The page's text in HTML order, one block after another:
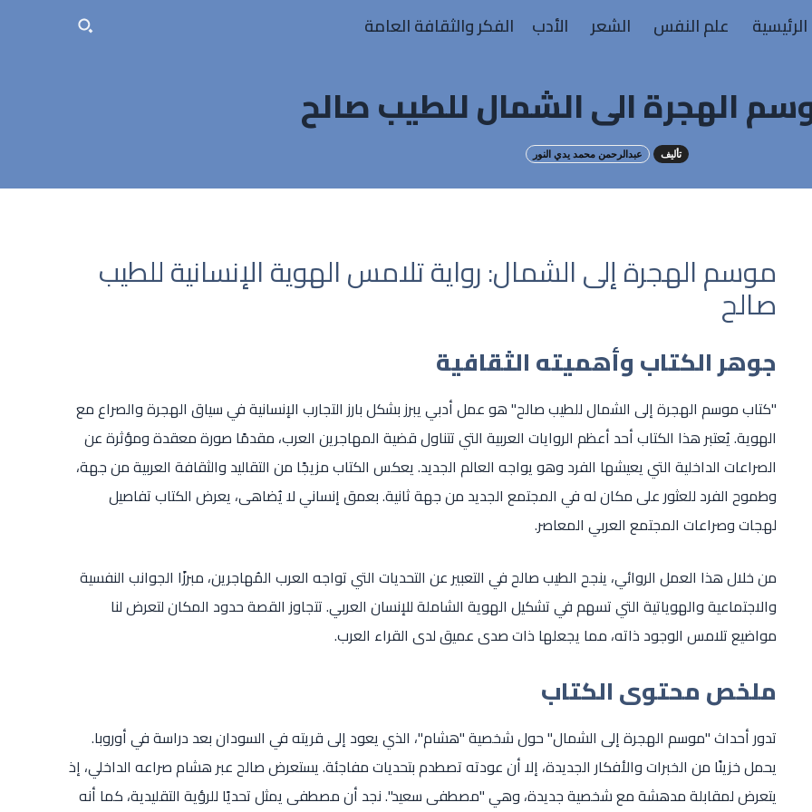
الرئيسية علم النفس الشعر الأدب الفكر والثقافة العامة
الهجرة الى الشمال للطيب صالح
تأليف عبدالرحمن محمد يدي النور
موسم الهجرة إلى الشمال: رواية تلامس الهوية الإنسانية للطيب
صالح
جوهر الكتاب وأهميته الثقافية
"كتاب موسم الهجرة إلى الشمال للطيب صالح" هو عمل أدبي يبرز بشكل بارز التجارب الإنسانية في سياق الهجرة والصراع مع
الهوية. يُعتبر هذا الكتاب أحد أعظم الروايات العربية التي تتناول قضية المهاجرين العرب، مقدمًا صورة معقدة ومؤثرة عن
الصراعات الداخلية التي يعيشها الفرد وهو يواجه العالم الجديد. يعكس الكتاب مزيجًا من التقاليد والثقافة العربية من جهة،
وطموح الفرد للعثور على مكان له في المجتمع الجديد من جهة ثانية. بعمق إنساني لا يُضاهى، يعرض الكتاب تفاصيل
لهجات وصراعات المجتمع العربي المعاصر.
من خلال هذا العمل الروائي، ينجح الطيب صالح في التعبير عن التحديات التي تواجه العرب المُهاجرين، مبرزًا الجوانب النفسية
والاجتماعية والهوياتية التي تسهم في تشكيل الهوية الشاملة للإنسان العربي. تتجاوز القصة حدود المكان لتعرض لنا
مواضيع تلامس الوجود ذاته، مما يجعلها ذات صدى عميق لدى القراء العرب.
ملخص محتوى الكتاب
تدور أحداث "موسم الهجرة إلى الشمال" حول شخصية "هشام"، الذي يعود إلى قريته في السودان بعد دراسة في أوروبا.
يحمل خزينًا من الخبرات والأفكار الجديدة، إلا أن عودته تصطدم بتحديات مفاجئة. يستعرض صالح عبر هشام صراعه الداخلي، إذ
يتعرض لمقابلة مدهشة مع شخصية جديدة، وهي "مصطفى سعيد". نجد أن مصطفى يمثل تحديًا للرؤية التقليدية، كما أنه